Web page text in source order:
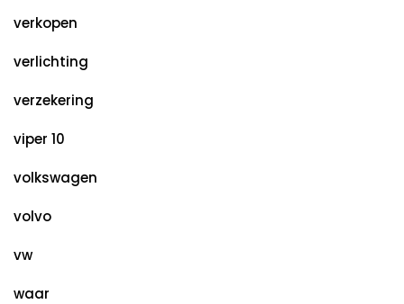
verkopen
verlichting
verzekering
viper 10
volkswagen
volvo
vw
waar